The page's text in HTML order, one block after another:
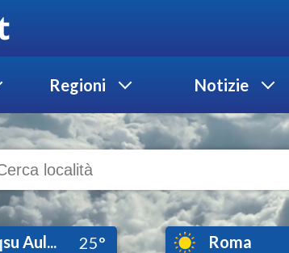
Regioni Notizie
Aul... 25° Roma